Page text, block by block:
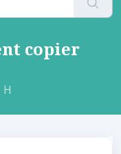
copier